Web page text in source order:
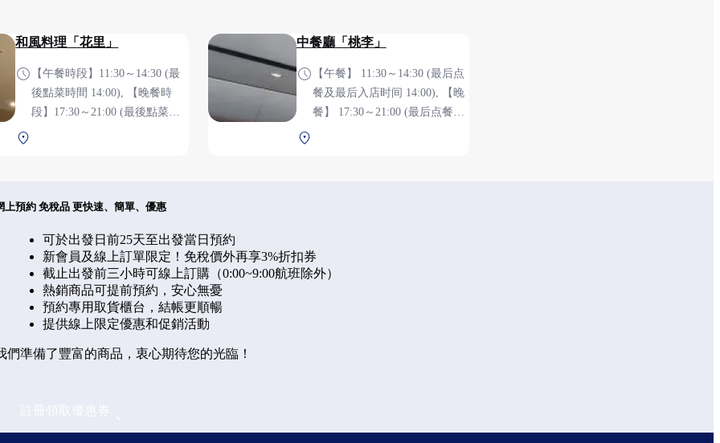
和風料理「花里」
【午餐時段】11:30～14:30 (最
後點菜時間 14:00), 【晚餐時
段】17:30～21:00 (最後點菜時
中餐廳「桃李」
【午餐】 11:30～14:30 (最后点
餐及最后入店时间 14:00), 【晚
餐】 17:30～21:00 (最后点餐及
上預約 免稅品 更快速、簡單、優惠
可於出發日前25天至出發當日預約
新會員及線上訂單限定！免稅價外再享3%折扣券
截止出發前三小時可線上訂購（0:00~9:00航班除外）
熱銷商品可提前預約，安心無憂
預約專用取貨櫃台，結帳更順暢
提供線上限定優惠和促銷活動
們準備了豐富的商品，衷心期待您的光臨！